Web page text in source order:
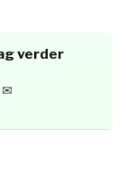
verder
✉